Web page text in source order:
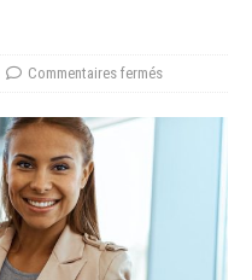
Commentaires fermés